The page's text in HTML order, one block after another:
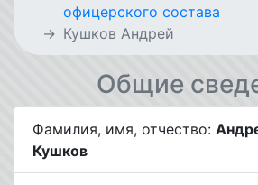
офицерского состава
Кушков Андрей
Общие
Фамилия, имя, отчество:
Кушков